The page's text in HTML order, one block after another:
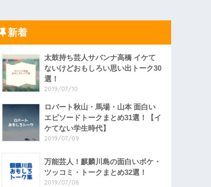
新着
太鼓持ち芸人サバンナ高橋 イケて
ないけどおもしろい思い出トーク30
選！
2019/07/10
ロバート秋山・馬場・山本 面白い
エピソードトークまとめ31選！【イ
ケてない学生時代】
2019/07/09
万能芸人！麒麟川島の面白いボケ・
ツッコミ・トークまとめ32選！
2019/07/08